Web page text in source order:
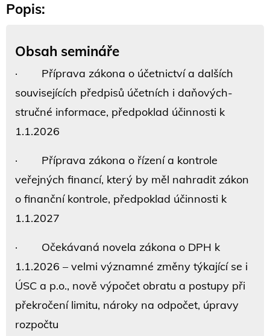
Popis:
Obsah semináře
· Příprava zákona o účetnictví a dalších
souvisejících předpisů účetních i daňových-
stručné informace, předpoklad účinnosti k
1.1.2026
· Příprava zákona o řízení a kontrole
veřejných financí, který by měl nahradit zákon
o finanční kontrole, předpoklad účinnosti k
1.1.2027
· Očekávaná novela zákona o DPH k
1.1.2026 – velmi významné změny týkající se i
ÚSC a p.o., nově výpočet obratu a postupy při
překročení limitu, nároky na odpočet, úpravy
rozpočtu